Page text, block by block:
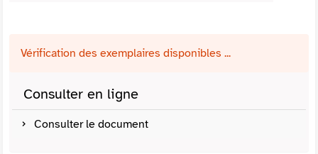
Vérification des exemplaires disponibles ...
Consulter en ligne
Consulter le document